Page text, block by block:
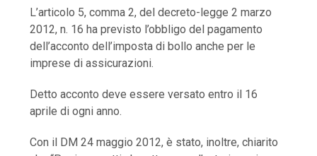
L’articolo 5, comma 2, del decreto-legge 2 marzo
2012, n. 16 ha previsto l’obbligo del pagamento
dell’acconto dell’imposta di bollo anche per le
imprese di assicurazioni.
Detto acconto deve essere versato entro il 16
aprile di ogni anno.
Con il DM 24 maggio 2012, è stato, inoltre, chiarito